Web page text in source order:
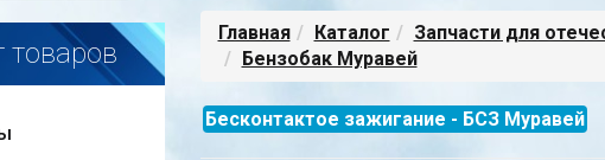
товаров
Главная Каталог Запчасти для
Бензобак Муравей
Бесконтактое зажигание - БСЗ Муравей